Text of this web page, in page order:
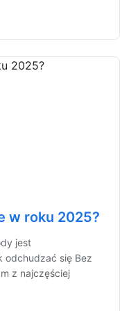
w roku 2025?
jest
odchudzać się Bez
z najczęściej